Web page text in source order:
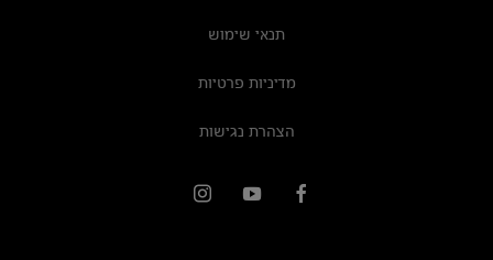
תנאי שימוש
מדיניות פרטיות
הצהרת נגישות